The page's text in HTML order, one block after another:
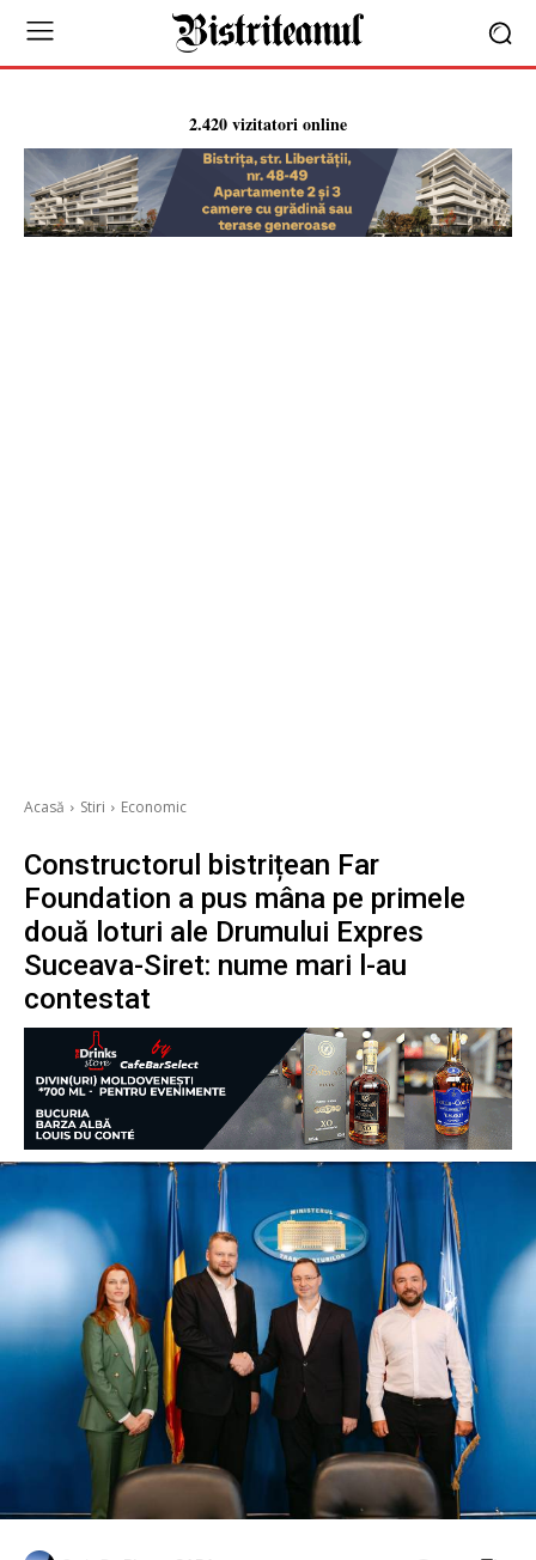
2.420 vizitatori online
Acasă Stiri Economic
Constructorul bistrițean Far
Foundation a pus mâna pe primele
două loturi ale Drumului Expres
Suceava-Siret: nume mari l-au
contestat